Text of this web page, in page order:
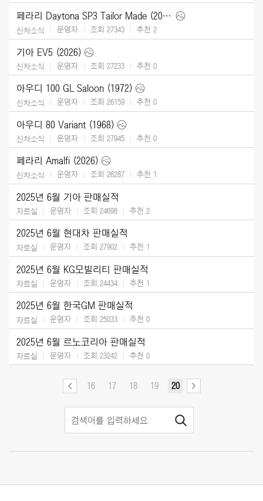
페라리 Daytona SP3 Tailor Made (2025)
신차소식 운영자 조회 27343 추천 2
기아 EV5 (2026)
신차소식 운영자 조회 27233 추천 0
아우디 100 GL Saloon (1972)
신차소식 운영자 조회 26159 추천 0
아우디 80 Variant (1968)
신차소식 운영자 조회 27945 추천 0
페라리 Amalfi (2026)
신차소식 운영자 조회 26287 추천 1
2025년 6월 기아 판매실적
자료실 운영자 조회 24698 추천 2
2025년 6월 현대차 판매실적
자료실 운영자 조회 27902 추천 1
2025년 6월 KG모빌리티 판매실적
자료실 운영자 조회 24434 추천 1
2025년 6월 한국GM 판매실적
자료실 운영자 조회 25033 추천 0
2025년 6월 르노코리아 판매실적
자료실 운영자 조회 23242 추천 0
16 17 18 19 20